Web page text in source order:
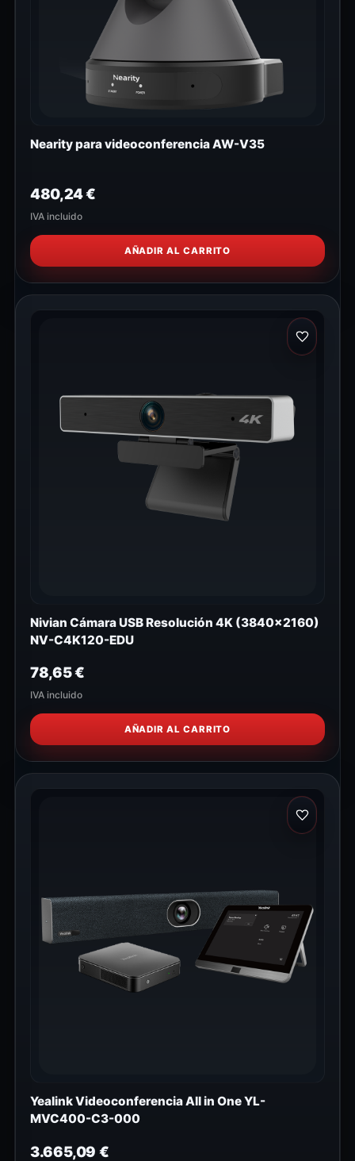
Nearity para videoconferencia AW-V35
480,24€
IVA incluido
AÑADIR AL CARRITO
Nivian Cámara USB Resolución 4K (3840x2160)
NV-C4K120-EDU
78,65€
IVA incluido
AÑADIR AL CARRITO
Yealink Videoconferencia All in One YL-
MVC400-C3-000
3.665,09 €